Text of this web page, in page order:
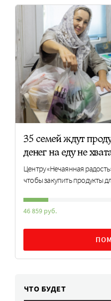
35 семей ждут
денег на еду не
Центру «Нечаянная
чтобы закупить продукты
46 859 руб.
ЧТО БУДЕТ